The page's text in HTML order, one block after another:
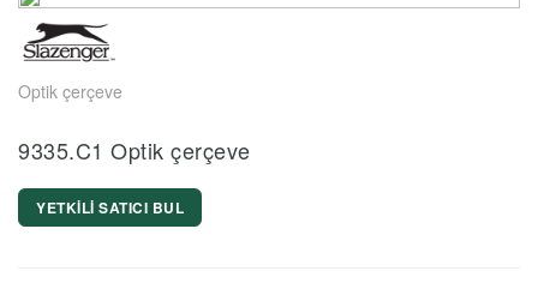
Optik çerçeve
9335.C1 Optik çerçeve
YETKİLİ SATICI BUL